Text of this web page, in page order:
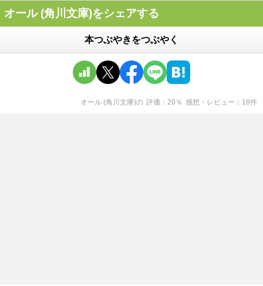
オール (角川文庫)をシェアする
本つぶやきをつぶやく
オール (角川文庫)の 評価 20 ％ 感想・レビュー 18件